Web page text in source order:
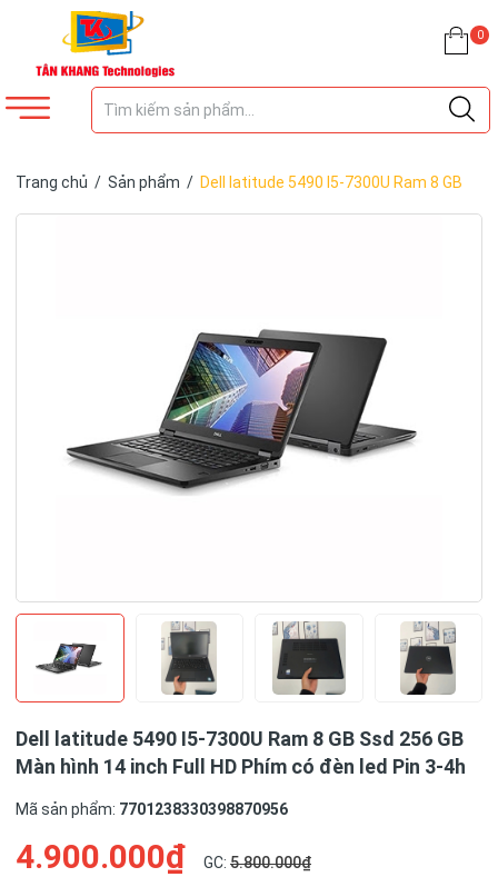
0
Trang chủ / Sản phẩm / Dell latitude 5490 I5-7300U Ram 8 GB
Dell latitude 5490 I5-7300U Ram 8 GB Ssd 256 GB
Màn hình 14 inch Full HD Phím có đèn led Pin 3-4h
Mã sản phẩm: 7701238330398870956
4.900.000₫ GC: 5.800.000₫